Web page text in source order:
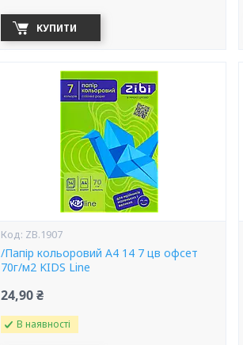
КУПИТИ
ZB.1907
/Папір кольоровий А4 14 7 цв офсет
70г/м2 KIDS Line
24,90 ₴
В наявності